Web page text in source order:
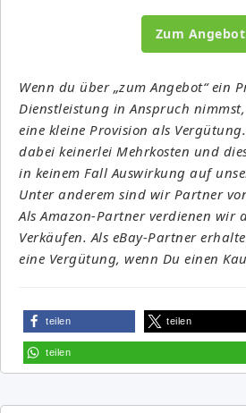
Zum Angebot
Wenn du über „zum Angebot“ ein
Dienstleistung in Anspruch
eine kleine Provision als
dabei keinerlei Mehrkosten und
in keinem Fall Auswirkung auf
Unter anderem sind wir Partner
Als Amazon-Partner verdienen wir
Verkäufen. Als eBay-Partner
eine Vergütung, wenn Du einen
teilen teilen
teilen